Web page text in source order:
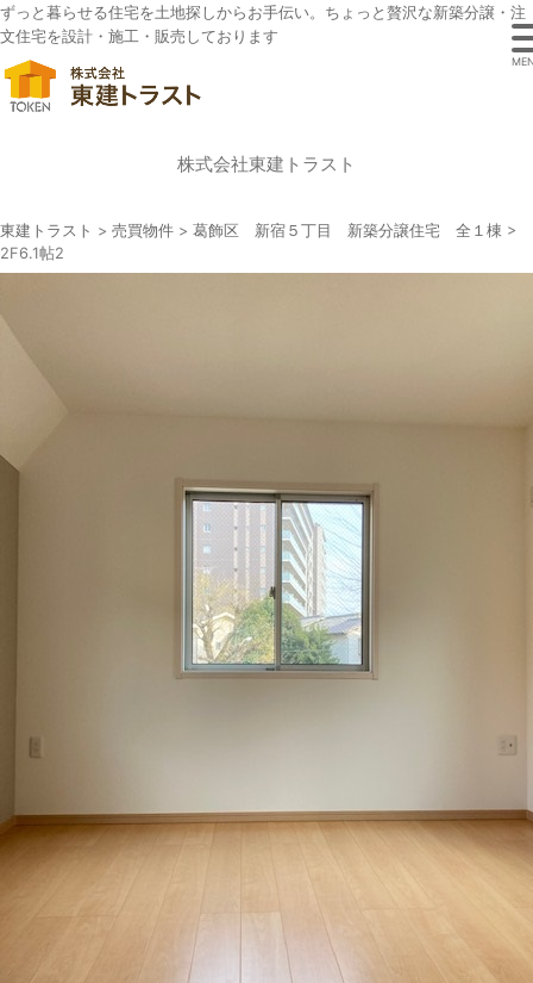
ずっと暮らせる住宅を土地探しからお手伝い。ちょっと贅沢な新築分譲・注
文住宅を設計・施工・販売しております
株式会社東建トラスト
東建トラスト > 売買物件 > 葛飾区 新宿５丁目 新築分譲住宅 全１棟 >
2F6.1帖2